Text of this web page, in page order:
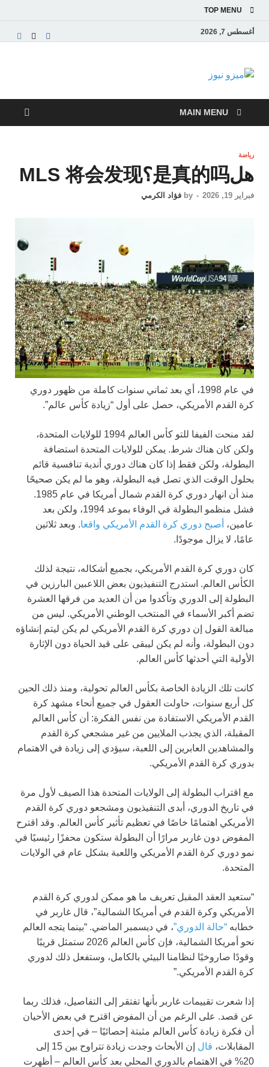
TOP MENU
أغسطس 7, 2026
ميزو نيوز
والاقتصادية
MAIN MENU
رياضة
هل是真的吗؟MLS 将会发现
فبراير 19, 2026 -
by فؤاد الكرمي
في عام 1998، أي بعد ثماني سنوات كاملة من ظهور دوري
كرة القدم الأمريكي، حصل على أول “زيادة كأس عالم”.
لقد منحت الفيفا للتو كأس العالم 1994 للولايات المتحدة،
ولكن كان هناك شرط. يمكن للولايات المتحدة استضافة
البطولة، ولكن فقط إذا كان هناك دوري أندية تنافسية قائم
بحلول الوقت الذي تصل فيه البطولة، وهو ما لم يكن صحيحًا
منذ أن انهار دوري كرة القدم شمال أمريكا في عام 1985.
فشل منظمو البطولة في الوفاء بموعد 1994، ولكن بعد
عامين، أصبح دوري كرة القدم الأمريكي واقعا. وبعد ثلاثين
عامًا، لا يزال موجودًا.
كان دوري كرة القدم الأمريكي، بجميع أشكاله، نتيجة لذلك
الكأس العالم. استدرج التنفيذيون بعض اللاعبين البارزين في
البطولة إلى الدوري وتأكدوا من أن العديد من فرقها العشرة
تضم أكبر الأسماء في المنتخب الوطني الأمريكي. ليس من
مبالغة القول إن دوري كرة القدم الأمريكي لم يكن ليتم إنشاؤه
دون البطولة، وأنه لم يكن ليبقى على قيد الحياة دون الإثارة
الأولية التي أحدثها كأس العالم.
كانت تلك الزيادة الخاصة بكأس العالم تحولية، ومنذ ذلك الحين
كل أربع سنوات، حاولت العقول في جميع أنحاء مشهد كرة
القدم الأمريكي الاستفادة من نفس الفكرة: أن كأس العالم
المقبلة، الذي يجذب الملايين من غير مشجعي كرة القدم
والمشاهدين العابرين إلى اللعبة، سيؤدي إلى زيادة في الاهتمام
بدوري كرة القدم الأمريكي.
مع اقتراب البطولة إلى الولايات المتحدة هذا الصيف لأول مرة
في تاريخ الدوري، أبدى التنفيذيون ومشجعو دوري كرة القدم
الأمريكي اهتمامًا خاصًا في تعظيم تأثير كأس العالم. وقد اقترح
المفوض دون غاربر مرارًا أن البطولة ستكون محفزًا رئيسيًا في
نمو دوري كرة القدم الأمريكي واللعبة بشكل عام في الولايات
المتحدة.
“ستعيد العقد المقبل تعريف ما هو ممكن لدوري كرة القدم
الأمريكي وكرة القدم في أمريكا الشمالية”، قال غاربر في
خطابه “حالة الدوري”، في ديسمبر الماضي. “بينما يتجه العالم
نحو أمريكا الشمالية، فإن كأس العالم 2026 ستمثل قريبًا
وقودًا صاروخيًا لنظامنا البيئي بالكامل، وستفعل ذلك لدوري
كرة القدم الأمريكي.”
إذا شعرت تقييمات غاربر بأنها تفتقر إلى التفاصيل، فذلك ربما
عن قصد. على الرغم من أن المفوض اقترح في بعض الأحيان
أن فكرة زيادة كأس العالم مثبتة إحصائيًا – في إحدى
المقابلات، قال
إن الأبحاث وجدت زيادة تتراوح بين 15 إلى
20% في الاهتمام بالدوري المحلي بعد كأس العالم – أظهرت